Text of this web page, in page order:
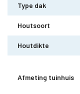
Type dak
Houtsoort
Houtdikte
Afmeting tuinhuis